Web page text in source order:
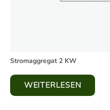
Stromaggregat 2 KW
WEITERLESEN